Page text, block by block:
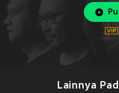
Lainnya